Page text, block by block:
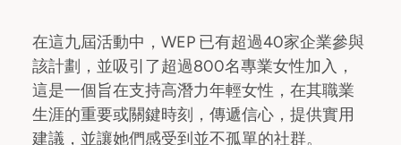
在這九屆活動中，WEP 已有超過40家企業參與
該計劃，並吸引了超過800名專業女性加入，
這是一個旨在支持高潛力年輕女性，在其職業
生涯的重要或關鍵時刻，傳遞信心，提供實用
建議，並讓她們感受到並不孤單的社群。